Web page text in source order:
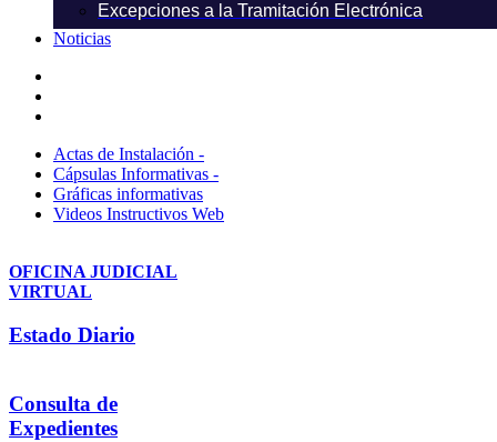
Excepciones a la Tramitación Electrónica
Noticias
Actas de Instalación -
Cápsulas Informativas -
Gráficas informativas
Videos Instructivos Web
OFICINA JUDICIAL
VIRTUAL
Estado Diario
Consulta de
Expedientes